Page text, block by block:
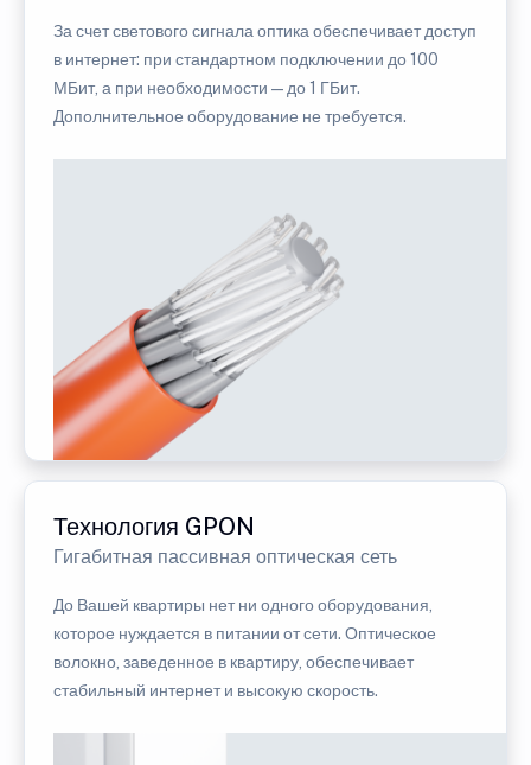
За счет светового сигнала оптика обеспечивает доступ
в интернет: при стандартном подключении до 100
МБит, а при необходимости — до 1 ГБит.
Дополнительное оборудование не требуется.
Технология GPON
Гигабитная пассивная оптическая сеть
До Вашей квартиры нет ни одного оборудования,
которое нуждается в питании от сети. Оптическое
волокно, заведенное в квартиру, обеспечивает
стабильный интернет и высокую скорость.